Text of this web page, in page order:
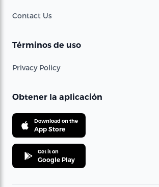
Contact Us
Términos de uso
Privacy Policy
Obtener la aplicación
Download on the
App Store
Get it on
Google Play